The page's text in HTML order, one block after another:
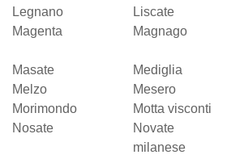
Legnano
Liscate
Magenta
Magnago
Masate
Mediglia
Melzo
Mesero
Morimondo
Motta visconti
Nosate
Novate
milanese